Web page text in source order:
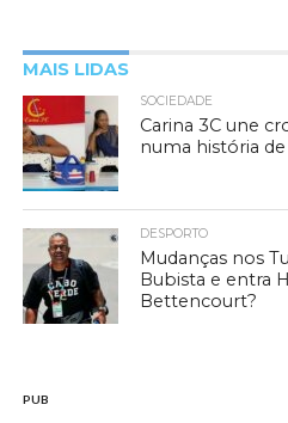
MAIS LIDAS
SOCIEDADE
Carina 3C une
numa história
DESPORTO
Mudanças nos
Bubista e entra
Bettencourt?
PUB